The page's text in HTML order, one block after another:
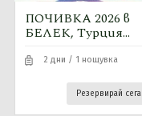
ПОЧИВКА 2026 в
БЕЛЕК, Турция
транспорт2 дни / 1 нощувка
Резервирай сега